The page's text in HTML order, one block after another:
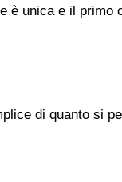
è unica e il
di quanto si